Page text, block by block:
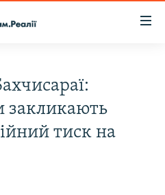
закликають
тиск на